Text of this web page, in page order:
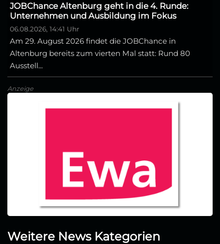
JOBChance Altenburg geht in die 4. Runde:
Unternehmen und Ausbildung im Fokus
06.08.2026, 14:41 Uhr
Am 29. August 2026 findet die JOBChance in
Altenburg bereits zum vierten Mal statt: Rund 80
Ausstell...
Anzeige
Weitere News Kategorien